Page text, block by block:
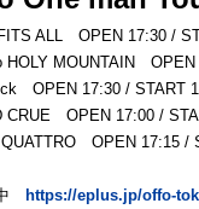
ALL OPEN 17:30 /
HOLY MOUNTAIN
OPEN 17:30 / START
CRUE OPEN 17:00 /
OPEN 17:15 /
https://eplus.jp/offo-